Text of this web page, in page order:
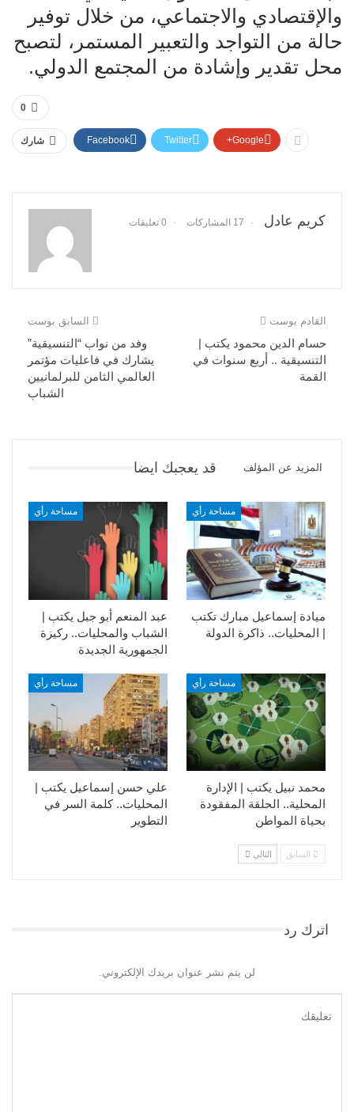
والإقتصادي والاجتماعي، من خلال توفير
حالة من التواجد والتعبير المستمر، لتصبح
محل تقدير وإشادة من المجتمع الدولي.
0
شارك Facebook Twitter Google+
كريم عادل 17 المشاركات 0 تعليقات
السابق بوست
وفد من نواب “التنسيقية”
يشارك في فاعليات مؤتمر
العالمي الثامن للبرلمانيين
الشباب
القادم بوست
حسام الدين محمود يكتب |
التنسيقية .. أربع سنوات في
القمة
قد يعجبك ايضا المزيد عن المؤلف
مساحة رأي
عبد المنعم أبو جبل يكتب |
الشباب والمحليات.. ركيزة
الجمهورية الجديدة
مساحة رأي
ميادة إسماعيل مبارك تكتب
| المحليات.. ذاكرة الدولة
مساحة رأي
علي حسن إسماعيل يكتب |
المحليات.. كلمة السر في
التطوير​
مساحة رأي
محمد نبيل يكتب | الإدارة
المحلية.. الحلقة المفقودة
بحياة المواطن
السابق التالي
اترك رد
لن يتم نشر عنوان بريدك الإلكتروني.